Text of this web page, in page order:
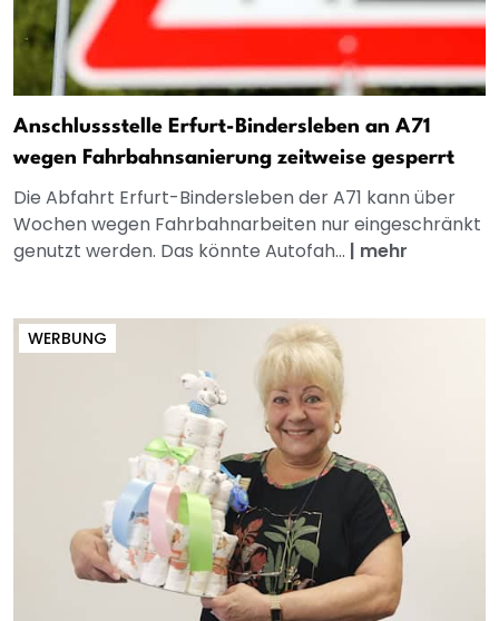
Anschlussstelle Erfurt-Bindersleben an A71
wegen Fahrbahnsanierung zeitweise gesperrt
Die Abfahrt Erfurt-Bindersleben der A71 kann über
Wochen wegen Fahrbahnarbeiten nur eingeschränkt
genutzt werden. Das könnte Autofah... | mehr
WERBUNG